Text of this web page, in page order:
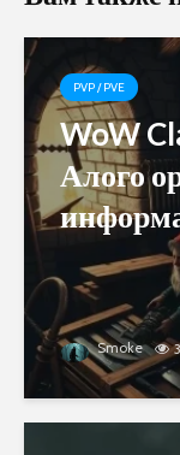
PVP / PVE
WoW
Алого
Smoke